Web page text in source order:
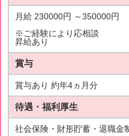
月給 230000円 ～350000円
※ご経験により応相談
昇給あり
賞与
賞与あり 約年4ヵ月分
待遇・福利厚生
社会保険・財形貯蓄・退職金